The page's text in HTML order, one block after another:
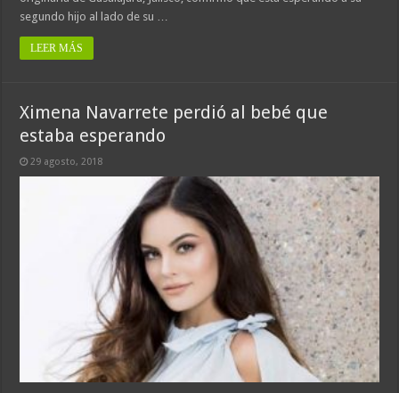
segundo hijo al lado de su …
LEER MÁS
Ximena Navarrete perdió al bebé que
estaba esperando
29 agosto, 2018